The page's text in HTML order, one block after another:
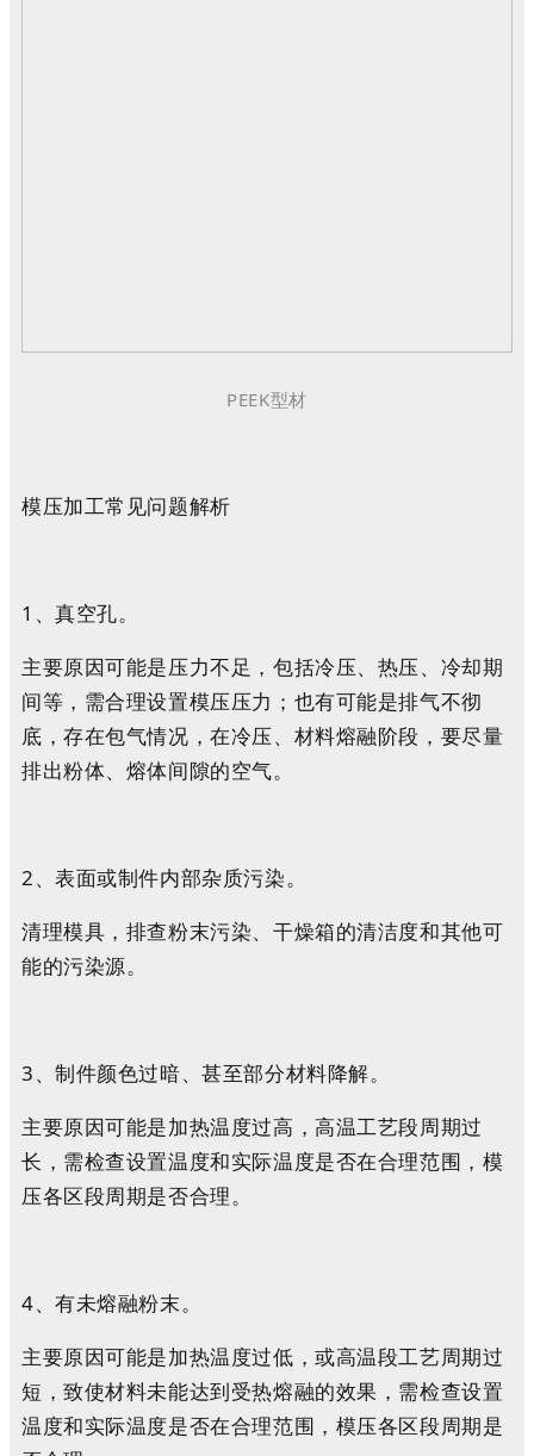
PEEK型材
模压加工常见问题解析
1、真空孔。
主要原因可能是压力不足，包括冷压、热压、冷却期
间等，需合理设置模压压力；也有可能是排气不彻
底，存在包气情况，在冷压、材料熔融阶段，要尽量
排出粉体、熔体间隙的空气。
2、表面或制件内部杂质污染。
清理模具，排查粉末污染、干燥箱的清洁度和其他可
能的污染源。
3、制件颜色过暗、甚至部分材料降解。
主要原因可能是加热温度过高，高温工艺段周期过
长，需检查设置温度和实际温度是否在合理范围，模
压各区段周期是否合理。
4、有未熔融粉末。
主要原因可能是加热温度过低，或高温段工艺周期过
短，致使材料未能达到受热熔融的效果，需检查设置
温度和实际温度是否在合理范围，模压各区段周期是